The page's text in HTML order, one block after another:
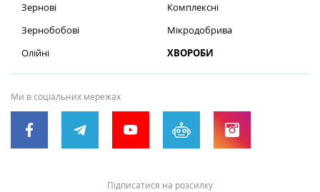
Зернові
Зернобобові
Олійні
Комплексні
Мікродобрива
ХВОРОБИ
Ми в соціальних мережах
Підписатися на розсилку